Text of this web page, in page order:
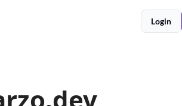
Login